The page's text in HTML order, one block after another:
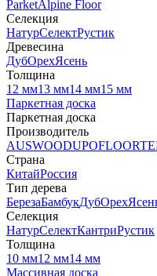
ParketAlpine Floor
Селекция
НатурСелектРустик
Древесина
ДубОрехЯсень
Толщина
12 мм13 мм14 мм15 мм
Паркетная доска
Паркетная доска
Производитель
AUSWOODUPOFLOOR
Страна
КитайРоссия
Тип дерева
БерезаБамбукДубОрех
Селекция
НатурСелектКантриРустик
Толщина
10 мм12 мм14 мм
Массивная доска